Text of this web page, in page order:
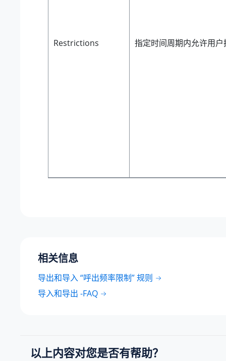
Restrictions 指定时间周期内允许用
相关信息
导出和导入 “呼出频率限制” 规则
导入和导出 -FAQ
以上内容对您是否有帮助？